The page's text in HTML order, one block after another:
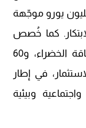
بـ23 مليون يورو، إضافة إلى 14.5 مليون يورو موجّهة
كما خُصص
مبلغ 8 ملايين يورو لدعم مشاريع الطاقة الخضراء، و60
في إطار
وبيئية